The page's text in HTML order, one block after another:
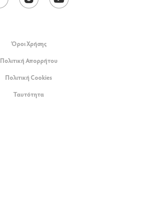
Όροι Xρήσης
Πολιτική Απορρήτου
Πολιτική Cookies
Ταυτότητα